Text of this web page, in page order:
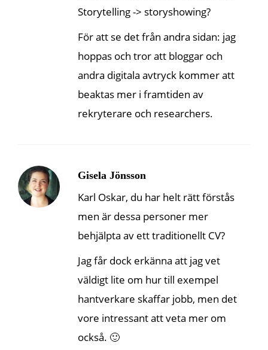
Storytelling -> storyshowing?
För att se det från andra sidan: jag
hoppas och tror att bloggar och
andra digitala avtryck kommer att
beaktas mer i framtiden av
rekryterare och researchers.
Gisela Jönsson
Karl Oskar, du har helt rätt förstås
men är dessa personer mer
behjälpta av ett traditionellt CV?
Jag får dock erkänna att jag vet
väldigt lite om hur till exempel
hantverkare skaffar jobb, men det
vore intressant att veta mer om
också. 🙂